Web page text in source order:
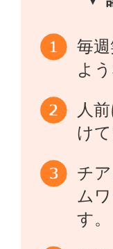
毎
よ
人
け
チ
ム
す。